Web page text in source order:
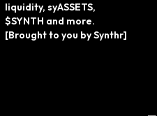
liquidity, syASSETS,
$SYNTH and more.
[Brought to you by Synthr]